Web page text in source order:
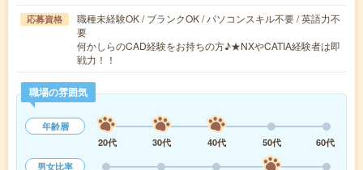
応募資格
職種未経験OK / ブランクOK / パソコンスキル不要 / 英語力不
要
何かしらのCAD経験をお持ちの方♪★NXやCATIA経験者は即
戦力！！
職場の雰囲気
年齢層
20代
30代 40代 50代
60代
男女比率